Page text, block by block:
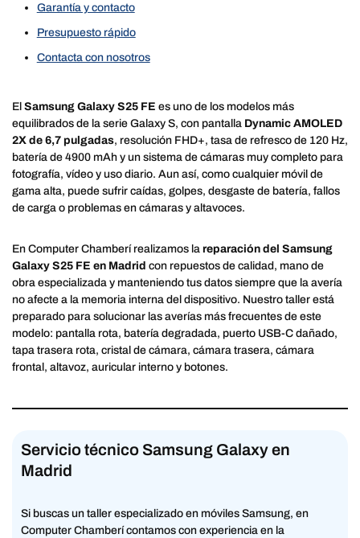
Garantía y contacto
Presupuesto rápido
Contacta con nosotros
El Samsung Galaxy S25 FE es uno de los modelos más
equilibrados de la serie Galaxy S, con pantalla Dynamic AMOLED
2X de 6,7 pulgadas, resolución FHD+, tasa de refresco de 120 Hz,
batería de 4900 mAh y un sistema de cámaras muy completo para
fotografía, vídeo y uso diario. Aun así, como cualquier móvil de
gama alta, puede sufrir caídas, golpes, desgaste de batería, fallos
de carga o problemas en cámaras y altavoces.
En Computer Chamberí realizamos la reparación del Samsung
Galaxy S25 FE en Madrid con repuestos de calidad, mano de
obra especializada y manteniendo tus datos siempre que la avería
no afecte a la memoria interna del dispositivo. Nuestro taller está
preparado para solucionar las averías más frecuentes de este
modelo: pantalla rota, batería degradada, puerto USB-C dañado,
tapa trasera rota, cristal de cámara, cámara trasera, cámara
frontal, altavoz, auricular interno y botones.
Servicio técnico Samsung Galaxy en
Madrid
Si buscas un taller especializado en móviles Samsung, en
Computer Chamberí contamos con experiencia en la